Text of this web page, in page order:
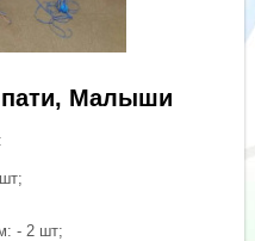
пати, Малыши
- 2 шт;